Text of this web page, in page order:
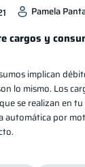
Pamela
cargos y
implican
lo mismo. Los
se realizan en
automática por